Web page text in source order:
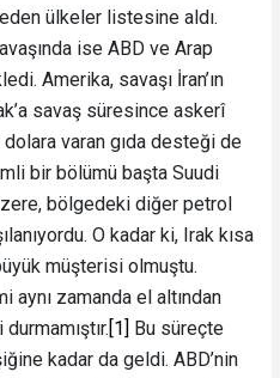
ülkeler listesine aldı.
ise ABD ve Arap
Amerika, savaşı İran’ın
savaş süresince askerî
dolara varan gıda desteği de
bir bölümü başta Suudi
bölgedeki diğer petrol
O kadar ki, Irak kısa
müşterisi olmuştu.
aynı zamanda el altından
[1]
Bu süreçte
kadar da geldi. ABD’nin